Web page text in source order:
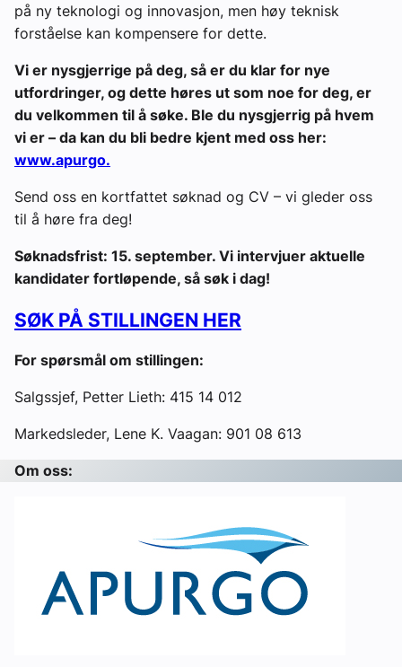
på ny teknologi og innovasjon, men høy teknisk
forståelse kan kompensere for dette.
Vi er nysgjerrige på deg, så er du klar for nye
utfordringer, og dette høres ut som noe for deg, er
du velkommen til å søke. Ble du nysgjerrig på hvem
vi er – da kan du bli bedre kjent med oss her:
www.apurgo.
Send oss en kortfattet søknad og CV – vi gleder oss
til å høre fra deg!
Søknadsfrist: 15. september. Vi intervjuer aktuelle
kandidater fortløpende, så søk i dag!
SØK PÅ STILLINGEN HER
For spørsmål om stillingen:
Salgssjef, Petter Lieth: 415 14 012
Markedsleder, Lene K. Vaagan: 901 08 613
Om oss: